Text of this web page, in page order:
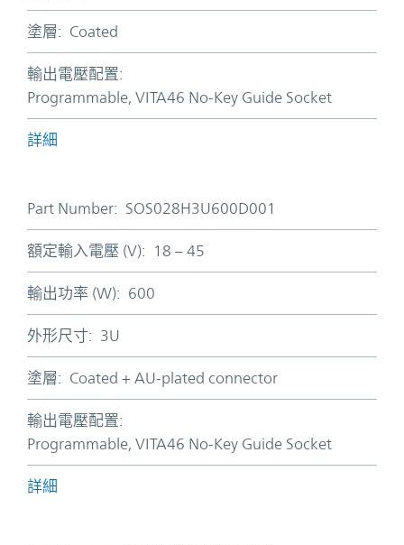
塗層: Coated
輸出電壓配置:
Programmable, VITA46 No-Key Guide Socket
詳細
Part Number: SOS028H3U600D001
額定輸入電壓 (V): 18 – 45
輸出功率 (W): 600
外形尺寸: 3U
塗層: Coated + AU-plated connector
輸出電壓配置:
Programmable, VITA46 No-Key Guide Socket
詳細